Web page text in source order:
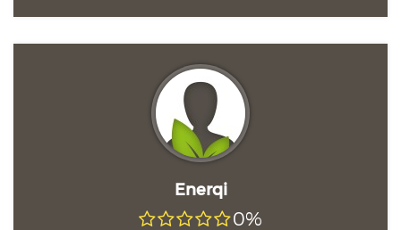
Enerqi
0%